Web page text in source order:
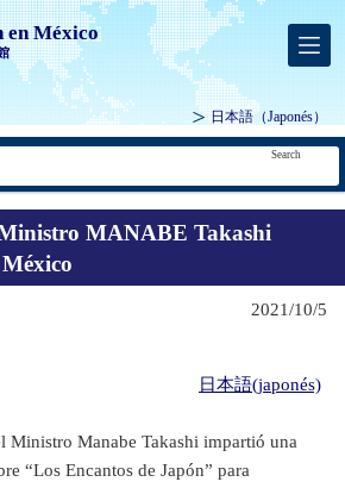
en México
日本語（Japonés）
Search
MANABE Takashi
2021/10/5
日本語(japonés)
Ministro Manabe Takashi impartió una
“Los Encantos de Japón” para